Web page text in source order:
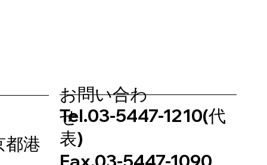
港
​お問い合わ
せ
Tel.03-5447-1210(代
表)
Fax.03-5447-1090